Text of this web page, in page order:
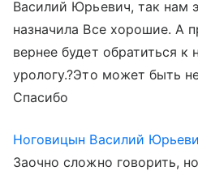
Василий Юрьевич, так нам
назначила Все хорошие. А
вернее будет обратиться к
урологу.?Это может быть
Спасибо
Ноговицын Василий
Заочно сложно говорить,